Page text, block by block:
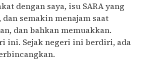
dengan saya, isu SARA yang
semakin menajam saat
dan bahkan memuakkan.
ini. Sejak negeri ini berdiri, ada